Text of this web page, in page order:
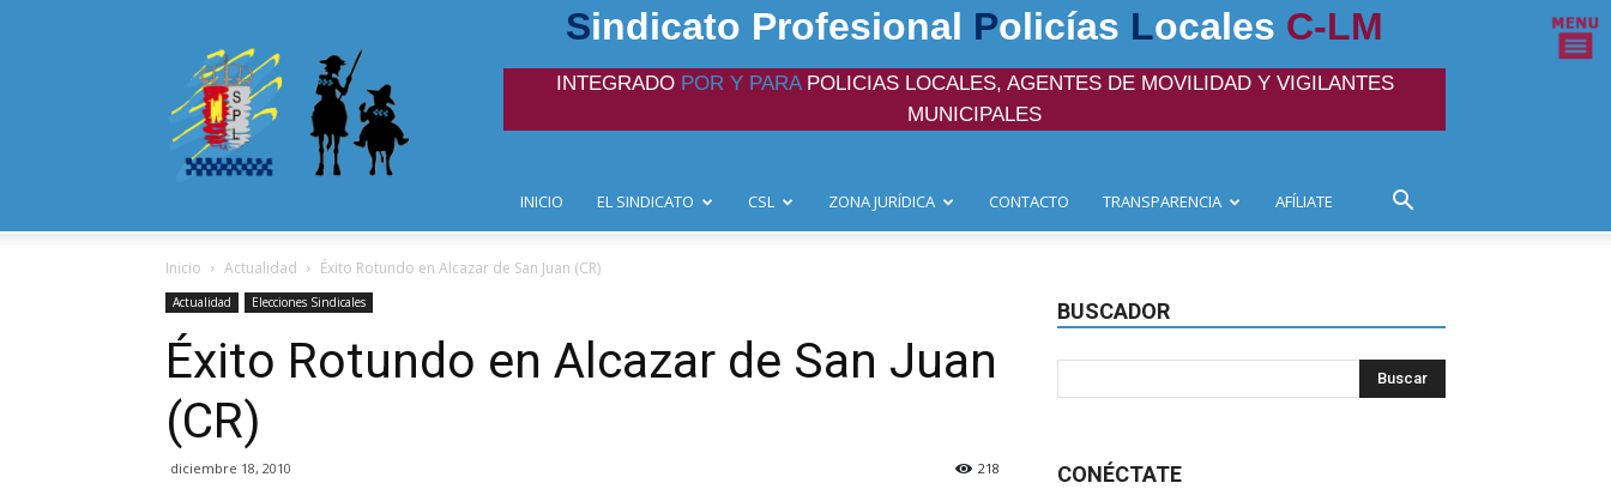
Sindicato Profesional Policías Locales C-LM
INTEGRADO POR Y PARAPOLICIAS LOCALES, AGENTES DE MOVILIDAD Y VIGILANTES
MUNICIPALES
INICIO EL SINDICATO CSL ZONA JURÍDICA CONTACTO TRANSPARENCIA AFÍLIATE
Inicio Actualidad Éxito Rotundo en Alcazar de San Juan (CR)
Actualidad Elecciones Sindicales
Éxito Rotundo en Alcazar de San Juan
(CR)
diciembre 18, 2010 218
BUSCADOR
CONÉCTATE